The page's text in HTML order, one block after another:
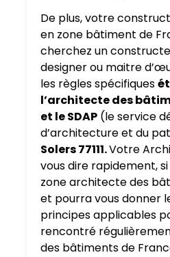
De plus, votre
en zone bâtiment de
cherchez un
designer ou maitre
les règles spécifiques
l’architecte des
et le SDAP (le service
d’architecture et du
Solers 77111.Votre
vous dire rapidement,
zone architecte des
et pourra vous donner
principes applicables
rencontré
des bâtiments de